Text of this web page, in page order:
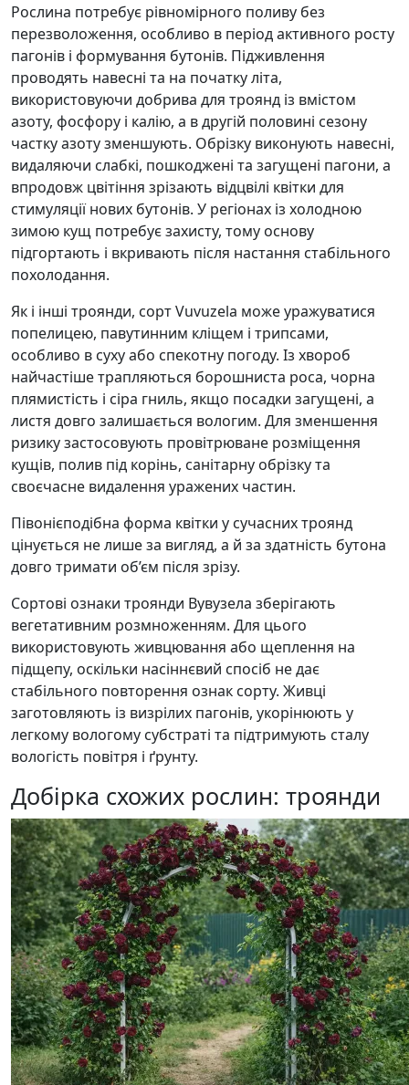
Рослина потребує рівномірного поливу без
перезволоження, особливо в період активного росту
пагонів і формування бутонів. Підживлення
проводять навесні та на початку літа,
використовуючи добрива для троянд із вмістом
азоту, фосфору і калію, а в другій половині сезону
частку азоту зменшують. Обрізку виконують навесні,
видаляючи слабкі, пошкоджені та загущені пагони, а
впродовж цвітіння зрізають відцвілі квітки для
стимуляції нових бутонів. У регіонах із холодною
зимою кущ потребує захисту, тому основу
підгортають і вкривають після настання стабільного
похолодання.
Як і інші троянди, сорт Vuvuzela може уражуватися
попелицею, павутинним кліщем і трипсами,
особливо в суху або спекотну погоду. Із хвороб
найчастіше трапляються борошниста роса, чорна
плямистість і сіра гниль, якщо посадки загущені, а
листя довго залишається вологим. Для зменшення
ризику застосовують провітрюване розміщення
кущів, полив під корінь, санітарну обрізку та
своєчасне видалення уражених частин.
Півонієподібна форма квітки у сучасних троянд
цінується не лише за вигляд, а й за здатність бутона
довго тримати об’єм після зрізу.
Сортові ознаки троянди Вувузела зберігають
вегетативним розмноженням. Для цього
використовують живцювання або щеплення на
підщепу, оскільки насіннєвий спосіб не дає
стабільного повторення ознак сорту. Живці
заготовляють із визрілих пагонів, укорінюють у
легкому вологому субстраті та підтримують сталу
вологість повітря і ґрунту.
Добірка схожих рослин: троянди